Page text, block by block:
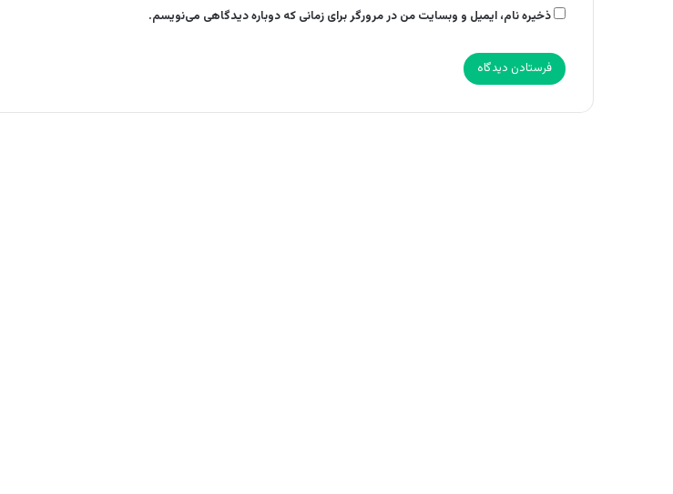
ذخیره نام، ایمیل و وبسایت من در مرورگر برای زمانی که دوباره دیدگاهی می‌نویسم.